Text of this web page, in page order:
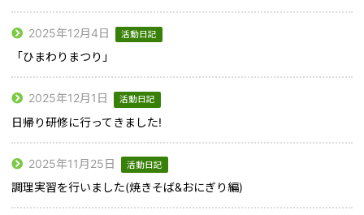
2025年12月4日 活動日記
「ひまわりまつり」
2025年12月1日 活動日記
日帰り研修に行ってきました!
2025年11月25日 活動日記
調理実習を行いました(焼きそば&おにぎり編)